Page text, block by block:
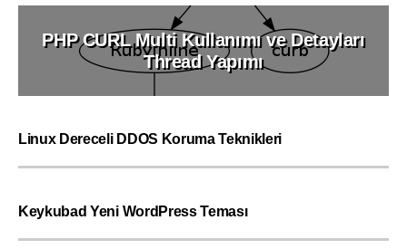
PHP CURL Multi Kullanımı ve Detayları
Thread Yapımı
Linux Dereceli DDOS Koruma Teknikleri
Keykubad Yeni WordPress Teması